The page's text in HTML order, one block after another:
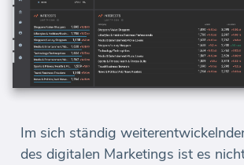
Im sich ständig
des digitalen Marketings ist es